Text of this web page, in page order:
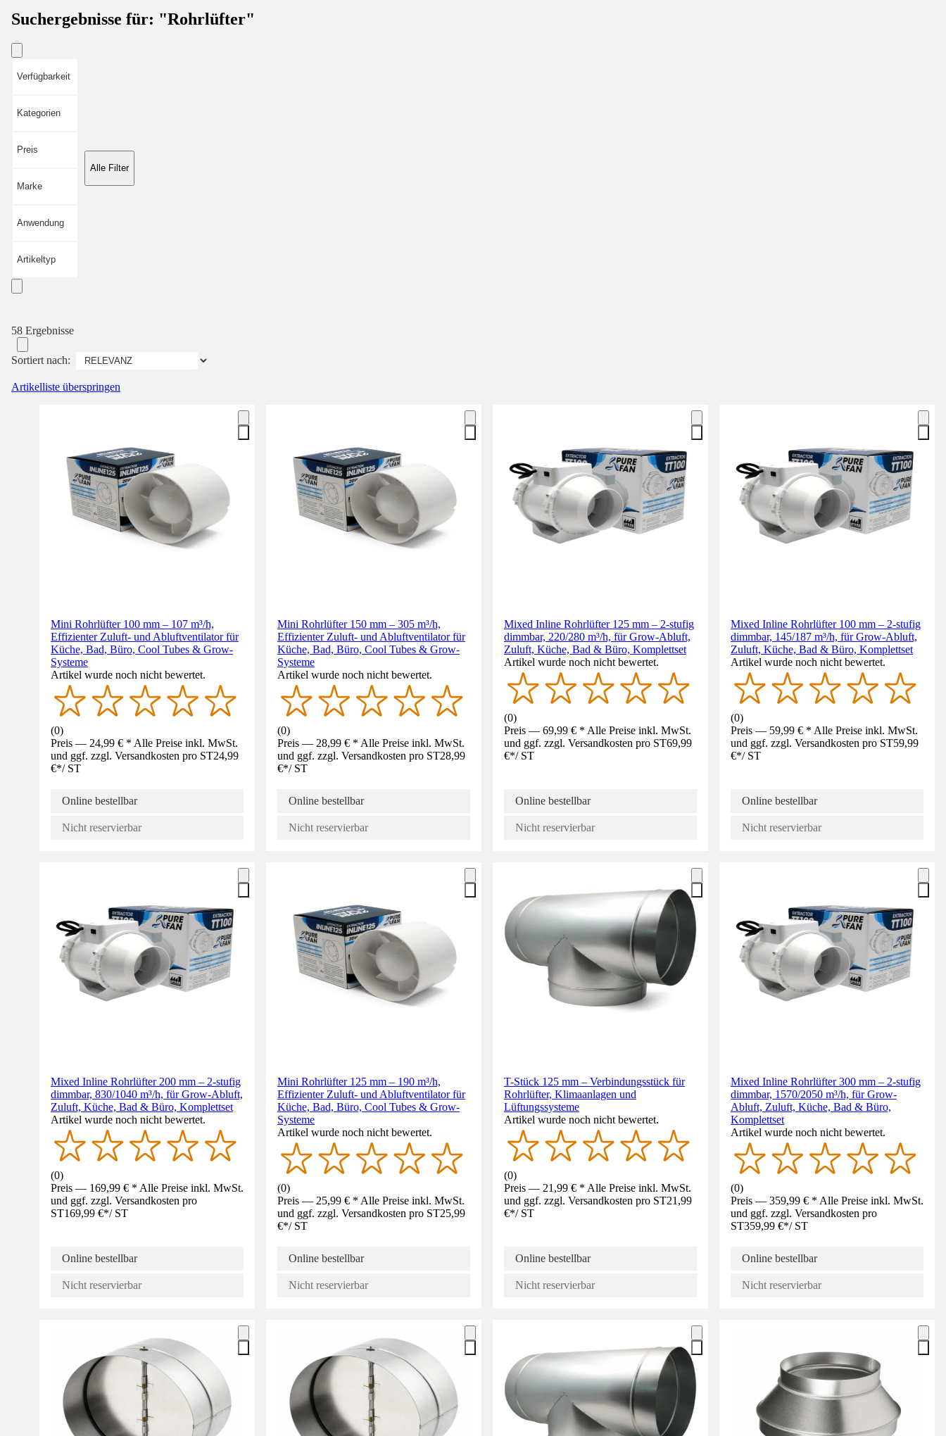
Suchergebnisse für: "Rohrlüfter"
Verfügbarkeit
Kategorien
Preis
Marke
Anwendung
Artikeltyp
Alle Filter
58 Ergebnisse
Sortiert nach:
Artikelliste überspringen
Mini Rohrlüfter 100 mm – 107 m³/h,
Effizienter Zuluft- und Abluftventilator für
Küche, Bad, Büro, Cool Tubes & Grow-
Systeme
Artikel wurde noch nicht bewertet.
(0)
Preis — 24,99 € * Alle Preise inkl. MwSt.
und ggf. zzgl. Versandkosten pro ST24,99
€*/ ST
Online bestellbar
Nicht reservierbar
Mini Rohrlüfter 150 mm – 305 m³/h,
Effizienter Zuluft- und Abluftventilator für
Küche, Bad, Büro, Cool Tubes & Grow-
Systeme
Artikel wurde noch nicht bewertet.
(0)
Preis — 28,99 € * Alle Preise inkl. MwSt.
und ggf. zzgl. Versandkosten pro ST28,99
€*/ ST
Online bestellbar
Nicht reservierbar
Mixed Inline Rohrlüfter 125 mm – 2-stufig
dimmbar, 220/280 m³/h, für Grow-Abluft,
Zuluft, Küche, Bad & Büro, Komplettset
Artikel wurde noch nicht bewertet.
(0)
Preis — 69,99 € * Alle Preise inkl. MwSt.
und ggf. zzgl. Versandkosten pro ST69,99
€*/ ST
Online bestellbar
Nicht reservierbar
Mixed Inline Rohrlüfter 100 mm – 2-stufig
dimmbar, 145/187 m³/h, für Grow-Abluft,
Zuluft, Küche, Bad & Büro, Komplettset
Artikel wurde noch nicht bewertet.
(0)
Preis — 59,99 € * Alle Preise inkl. MwSt.
und ggf. zzgl. Versandkosten pro ST59,99
€*/ ST
Online bestellbar
Nicht reservierbar
Mixed Inline Rohrlüfter 200 mm – 2-stufig
dimmbar, 830/1040 m³/h, für Grow-Abluft,
Zuluft, Küche, Bad & Büro, Komplettset
Artikel wurde noch nicht bewertet.
(0)
Preis — 169,99 € * Alle Preise inkl. MwSt.
und ggf. zzgl. Versandkosten pro
ST169,99 €*/ ST
Online bestellbar
Nicht reservierbar
Mini Rohrlüfter 125 mm – 190 m³/h,
Effizienter Zuluft- und Abluftventilator für
Küche, Bad, Büro, Cool Tubes & Grow-
Systeme
Artikel wurde noch nicht bewertet.
(0)
Preis — 25,99 € * Alle Preise inkl. MwSt.
und ggf. zzgl. Versandkosten pro ST25,99
€*/ ST
Online bestellbar
Nicht reservierbar
T-Stück 125 mm – Verbindungsstück für
Rohrlüfter, Klimaanlagen und
Lüftungssysteme
Artikel wurde noch nicht bewertet.
(0)
Preis — 21,99 € * Alle Preise inkl. MwSt.
und ggf. zzgl. Versandkosten pro ST21,99
€*/ ST
Online bestellbar
Nicht reservierbar
Mixed Inline Rohrlüfter 300 mm – 2-stufig
dimmbar, 1570/2050 m³/h, für Grow-
Abluft, Zuluft, Küche, Bad & Büro,
Komplettset
Artikel wurde noch nicht bewertet.
(0)
Preis — 359,99 € * Alle Preise inkl. MwSt.
und ggf. zzgl. Versandkosten pro
ST359,99 €*/ ST
Online bestellbar
Nicht reservierbar